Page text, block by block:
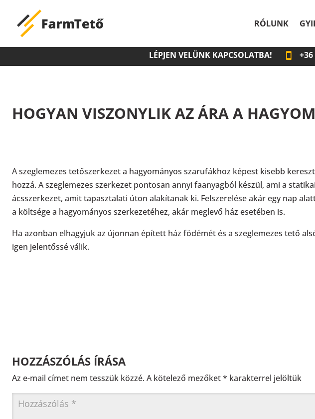
RÓLUNK
LÉPJEN VELÜNK KAPCSOLATBA! +36
HOGYAN VISZONYLIK AZ ÁRA A
A szeglemezes tetőszerkezet a hagyományos szarufákhoz képest kisebb
hozzá. A szeglemezes szerkezet pontosan annyi faanyagból készül, ami a
ácsszerkezet, amit tapasztalati úton alakítanak ki. Felszerelése akár egy nap
a költsége a hagyományos szerkezetéhez, akár meglevő ház esetében is.
Ha azonban elhagyjuk az újonnan épített ház födémét és a szeglemezes tető
igen jelentőssé válik.
HOZZÁSZÓLÁS ÍRÁSA
Az e-mail címet nem tesszük közzé. A kötelező mezőket* karakterrel jelöltük